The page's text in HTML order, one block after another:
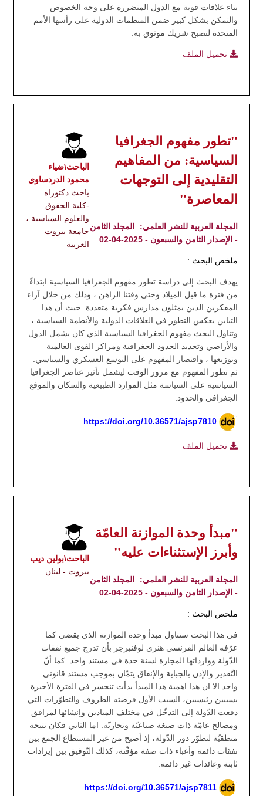
بناء علاقات قوية مع الدول المتضررة على وجه الخصوص
والتمكن بشكل كبير ضمن المنظمات الدولية على رأسها الأمم
المتحدة لتصبح شريك موثوق به.
تحميل الملف
الباحث\ضياء
محمود الدردساوي
باحث دكتوراه
-كلية الحقوق
والعلوم السياسية ،
جامعة بيروت
العربية
"تطور مفهوم الجغرافيا
السياسية: من المفاهيم
التقليدية إلى التوجهات
المعاصرة"
المجلة العربية للنشر العلمي:
المجلد الثامن
- الإصدار الثامن والسبعون - 2025-04-02
ملخص البحث :
يهدف البحث إلى دراسة تطور مفهوم الجغرافيا السياسية ابتداءً
من فترة ما قبل الميلاد وحتى وقتنا الراهن ، وذلك من خلال آراء
المفكرين الذين يمثلون مدارس فكرية متعددة. حيث أن هذا
التباين يعكس التطور في العلاقات الدولية والأنطمة السياسية ،
وتناول البحث مفهوم الجغرافيا السياسية الذي كان يشمل الدول
والأراضي وتحديد الحدود الجغرافية ومراكز القوى العالمية
وتوزيعها ، واقتصار المفهوم على التوسع العسكري والسياسي.
ثم تطور المفهوم مع مرور الوقت ليشمل تأثير عناصر الجغرافيا
السياسية على السياسة مثل الموارد الطبيعية والسكان والموقع
الجغرافي والحدود.
https://doi.org/10.36571/ajsp7810
تحميل الملف
الباحث\بولين ديب
بيروت - لبنان
"مبدأ وحدة الموازنة العامّة
وأبرز الإستثناءات عليه"
المجلة العربية للنشر العلمي:
المجلد الثامن
- الإصدار الثامن والسبعون - 2025-04-02
ملخص البحث :
في هذا البحث سنتاول مبدأ وحدة الموازنة الذي يقضي كما
عرّفه العالم الفرنسي هنري لوفنبرجر بأن تدرج جميع نفقات
الدّولة ووارداتها المجازة لسنة حدة في مستند واحد. كما أنّ
التّقدير والإذن بالجباية والإنفاق يتمّان بموجب مستند قانوني
واحد.الا ان هذا اهمية هذا المبدأ بدأت تنحسر في الفترة الأخيرة
بسببين رئيسيين، السبب الأول فرضته الظروف والتطوّرات التي
دفعت الدّولة إلى التدخّل في مختلف الميادين وإنشائها لمرافق
ومصالح عامّة ذات صبغة صناعيّة وتجاريّة. اما الثاني فكان نتيجة
منطقيّة لتطوّر دور الدّولة، إذ أصبح من غير المستطاع الجمع بين
نفقات دائمة وأعباء ذات صفة مؤقّتة، كذلك التّوفيق بين إيرادات
ثابتة وعائدات غير دائمة.
https://doi.org/10.36571/ajsp7811